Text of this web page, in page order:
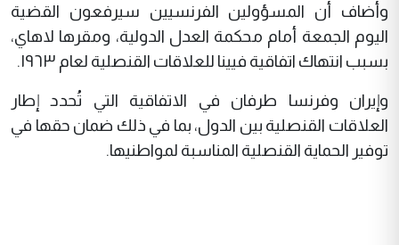
وأضاف أن المسؤولين الفرنسيين سيرفعون القضية
اليوم الجمعة أمام محكمة العدل الدولية، ومقرها لاهاي،
بسبب انتهاك اتفاقية فيينا للعلاقات القنصلية لعام ١٩٦٣.
وإيران وفرنسا طرفان في الاتفاقية التي تُحدد إطار
العلاقات القنصلية بين الدول، بما في ذلك ضمان حقها في
توفير الحماية القنصلية المناسبة لمواطنيها.